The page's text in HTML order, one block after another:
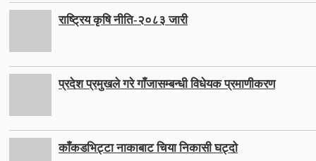
राष्ट्रिय कृषि नीति-२०८३ जारी
प्रदेश प्रमुखले गरे गाँजासम्बन्धी विधेयक प्रमाणीकरण
काँकडभिट्टा नाकाबाट चिया निकासी घट्दो